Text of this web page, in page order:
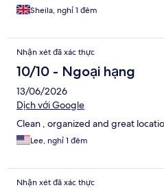
Sheila, nghỉ 1 đêm
Nhận xét đã xác thực
10/10 - Ngoại hạng
13/06/2026
Dịch với Google
Clean , organized and great
Lee, nghỉ 1 đêm
Nhận xét đã xác thực